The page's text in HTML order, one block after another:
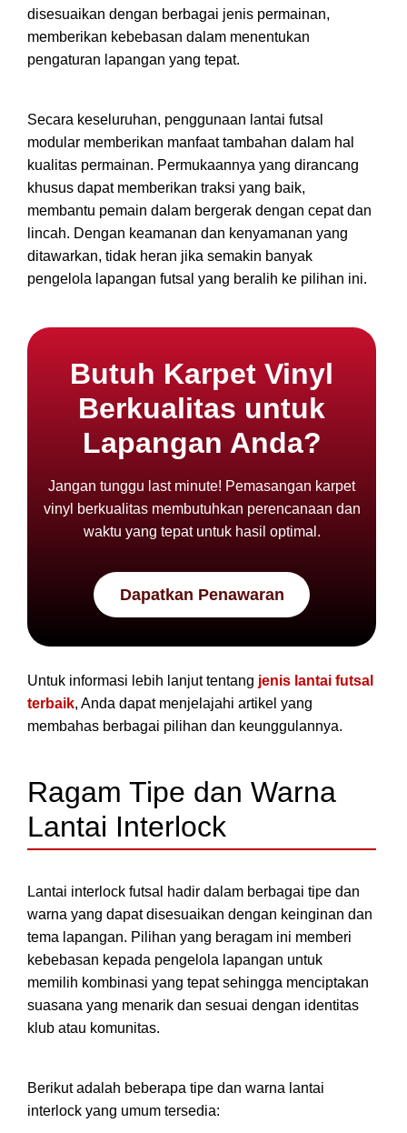
disesuaikan dengan berbagai jenis permainan,
memberikan kebebasan dalam menentukan
pengaturan lapangan yang tepat.
Secara keseluruhan, penggunaan lantai futsal
modular memberikan manfaat tambahan dalam hal
kualitas permainan. Permukaannya yang dirancang
khusus dapat memberikan traksi yang baik,
membantu pemain dalam bergerak dengan cepat dan
lincah. Dengan keamanan dan kenyamanan yang
ditawarkan, tidak heran jika semakin banyak
pengelola lapangan futsal yang beralih ke pilihan ini.
Butuh Karpet Vinyl
Berkualitas untuk
Lapangan Anda?
Jangan tunggu last minute! Pemasangan karpet
vinyl berkualitas membutuhkan perencanaan dan
waktu yang tepat untuk hasil optimal.
Dapatkan Penawaran
Untuk informasi lebih lanjut tentang jenis lantai futsal
terbaik, Anda dapat menjelajahi artikel yang
membahas berbagai pilihan dan keunggulannya.
Ragam Tipe dan Warna
Lantai Interlock
Lantai interlock futsal hadir dalam berbagai tipe dan
warna yang dapat disesuaikan dengan keinginan dan
tema lapangan. Pilihan yang beragam ini memberi
kebebasan kepada pengelola lapangan untuk
memilih kombinasi yang tepat sehingga menciptakan
suasana yang menarik dan sesuai dengan identitas
klub atau komunitas.
Berikut adalah beberapa tipe dan warna lantai
interlock yang umum tersedia: